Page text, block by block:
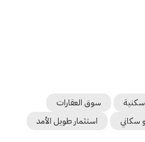
سوق العقارات
سكاني استثمار طويل الأمد